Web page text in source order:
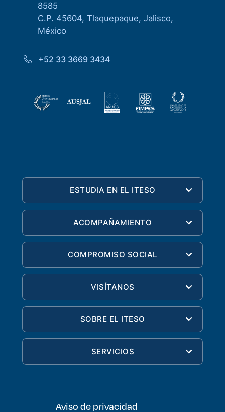
8585
C.P. 45604, Tlaquepaque, Jalisco,
México
+52 33 3669 3434
ESTUDIA EN EL ITESO
ACOMPAÑAMIENTO
COMPROMISO SOCIAL
VISÍTANOS
SOBRE EL ITESO
SERVICIOS
Aviso de privacidad